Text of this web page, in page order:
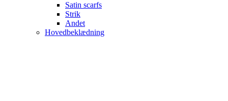
Satin scarfs
Strik
Andet
Hovedbeklædning